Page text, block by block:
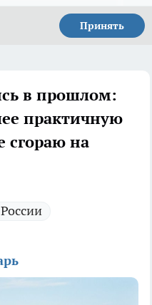
Принять
в прошлом:
практичную
сгораю на